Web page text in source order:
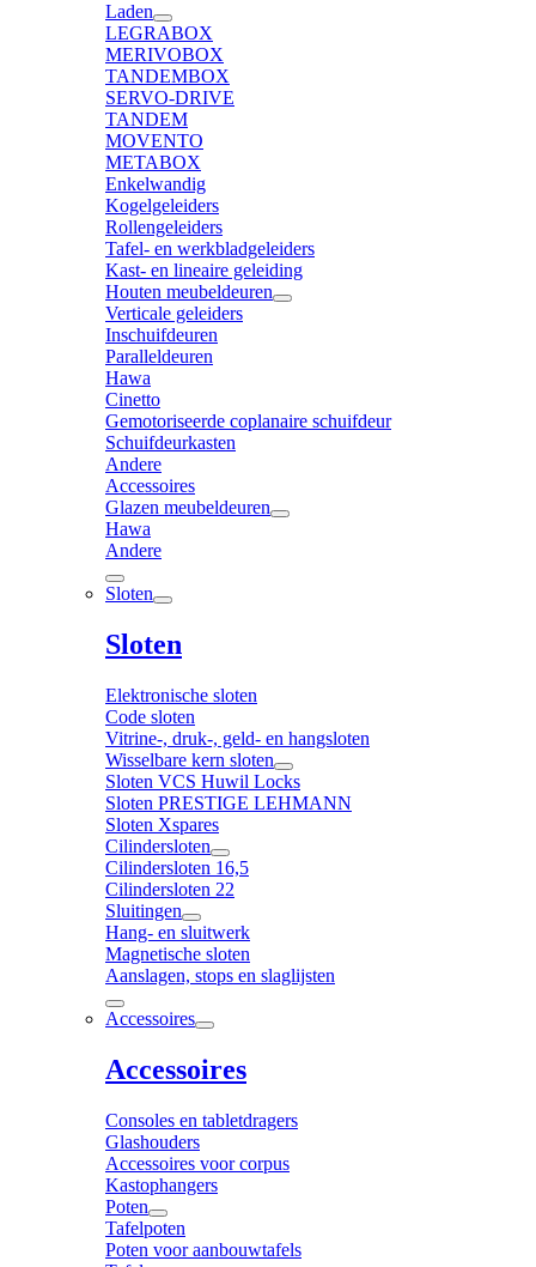
Laden
LEGRABOX
MERIVOBOX
TANDEMBOX
SERVO-DRIVE
TANDEM
MOVENTO
METABOX
Enkelwandig
Kogelgeleiders
Rollengeleiders
Tafel- en werkbladgeleiders
Kast- en lineaire geleiding
Houten meubeldeuren
Verticale geleiders
Inschuifdeuren
Paralleldeuren
Hawa
Cinetto
Gemotoriseerde coplanaire schuifdeur
Schuifdeurkasten
Andere
Accessoires
Glazen meubeldeuren
Hawa
Andere
Sloten
Sloten
Elektronische sloten
Code sloten
Vitrine-, druk-, geld- en hangsloten
Wisselbare kern sloten
Sloten VCS Huwil Locks
Sloten PRESTIGE LEHMANN
Sloten Xspares
Cilindersloten
Cilindersloten 16,5
Cilindersloten 22
Sluitingen
Hang- en sluitwerk
Magnetische sloten
Aanslagen, stops en slaglijsten
Accessoires
Accessoires
Consoles en tabletdragers
Glashouders
Accessoires voor corpus
Kastophangers
Poten
Tafelpoten
Poten voor aanbouwtafels